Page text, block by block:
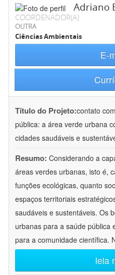
Adriano
COORDENADOR(A)
OUTRA
Ciências Ambientais
E-
Título do Projeto:contato
pública: a área verde urbana
cidades saudáveis e
Resumo: Considerando a
áreas verdes urbanas, isto é,
funções ecológicas, quanto
espaços territoriais
saudáveis e sustentáveis. Os
urbanas para a saúde pública
para a comunidade científica.
leia